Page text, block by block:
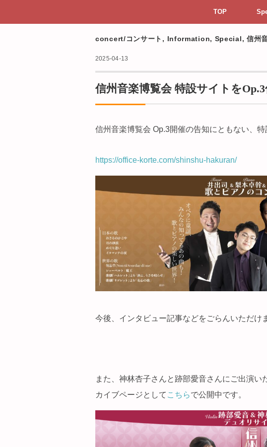
TOP
concert/コンサート , Information, Special, 信州
2025-04-13
信州音楽博覧会 特設サイトを
信州音楽博覧会 Op.3開催の告知にともない、特
https://office-korte.com/shinshu-hakuran/
今後、インタビュー記事などをごらんいただけ
また、神林杏子さんと跡部愛音さんにご出演
カイブページとして こちらで公開中です。